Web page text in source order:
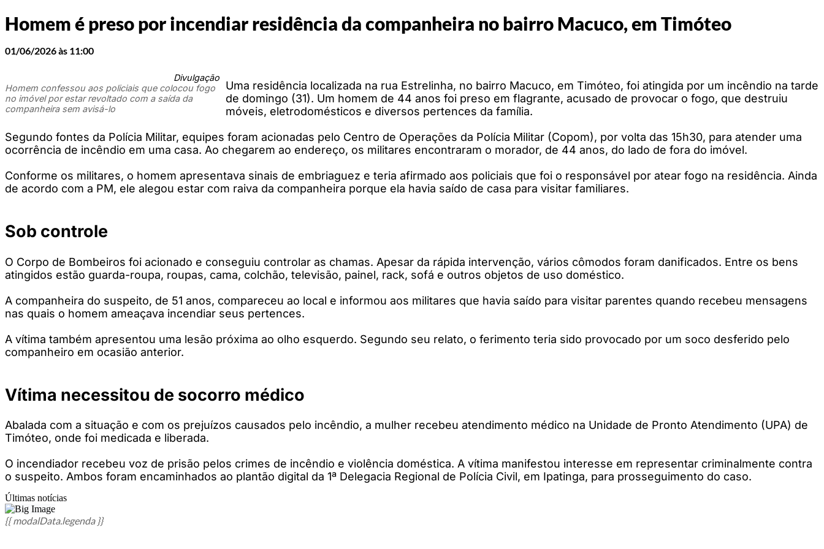
Homem é preso por incendiar residência da companheira no bairro Macuco, em Timóteo
01/06/2026 às 11:00
Divulgação
Homem confessou aos policiais que colocou fogo
no imóvel por estar revoltado com a saída da
companheira sem avisá-lo
Uma residência localizada na rua Estrelinha, no bairro Macuco, em Timóteo, foi atingida por um incêndio na tarde
de domingo (31). Um homem de 44 anos foi preso em flagrante, acusado de provocar o fogo, que destruiu
móveis, eletrodomésticos e diversos pertences da família.
Segundo fontes da Polícia Militar, equipes foram acionadas pelo Centro de Operações da Polícia Militar (Copom), por volta das 15h30, para atender uma
ocorrência de incêndio em uma casa. Ao chegarem ao endereço, os militares encontraram o morador, de 44 anos, do lado de fora do imóvel.
Conforme os militares, o homem apresentava sinais de embriaguez e teria afirmado aos policiais que foi o responsável por atear fogo na residência. Ainda
de acordo com a PM, ele alegou estar com raiva da companheira porque ela havia saído de casa para visitar familiares.
Sob controle
O Corpo de Bombeiros foi acionado e conseguiu controlar as chamas. Apesar da rápida intervenção, vários cômodos foram danificados. Entre os bens
atingidos estão guarda-roupa, roupas, cama, colchão, televisão, painel, rack, sofá e outros objetos de uso doméstico.
A companheira do suspeito, de 51 anos, compareceu ao local e informou aos militares que havia saído para visitar parentes quando recebeu mensagens
nas quais o homem ameaçava incendiar seus pertences.
A vítima também apresentou uma lesão próxima ao olho esquerdo. Segundo seu relato, o ferimento teria sido provocado por um soco desferido pelo
companheiro em ocasião anterior.
Vítima necessitou de socorro médico
Abalada com a situação e com os prejuízos causados pelo incêndio, a mulher recebeu atendimento médico na Unidade de Pronto Atendimento (UPA) de
Timóteo, onde foi medicada e liberada.
O incendiador recebeu voz de prisão pelos crimes de incêndio e violência doméstica. A vítima manifestou interesse em representar criminalmente contra
o suspeito. Ambos foram encaminhados ao plantão digital da 1ª Delegacia Regional de Polícia Civil, em Ipatinga, para prosseguimento do caso.
Últimas notícias
{{ modalData.legenda }}